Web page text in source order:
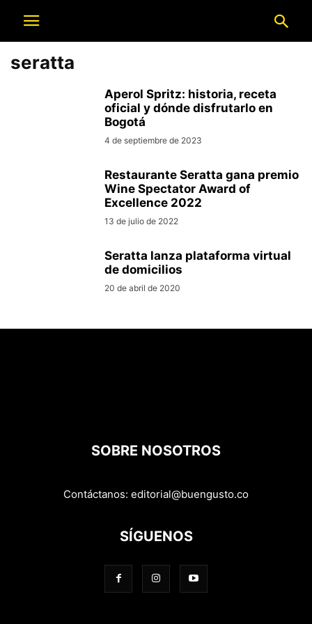
seratta
Aperol Spritz: historia, receta
oficial y dónde disfrutarlo en
Bogotá
4 de septiembre de 2023
Restaurante Seratta gana premio
Wine Spectator Award of
Excellence 2022
13 de julio de 2022
Seratta lanza plataforma virtual
de domicilios
20 de abril de 2020
SOBRE NOSOTROS
Contáctanos: editorial@buengusto.co
SÍGUENOS